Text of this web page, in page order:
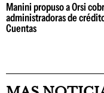
Manini propuso a Orsi
administradoras de
Cuentas